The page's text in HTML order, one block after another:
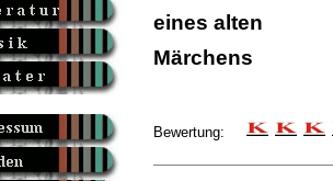
eines alten
Märchens
Bewertung: